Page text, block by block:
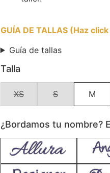
GUÍA DE TALLAS (Haz
Guía de tallas
Talla
XS S M
¿Bordamos tu nombre?